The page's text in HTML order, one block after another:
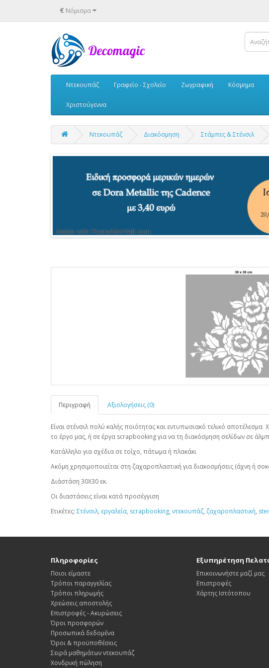
€ Νόμισμα
Ντεκουπάζ Γραφείο - Σχολείο Ζωγραφική Κόσμημα
Χριστούγεννα
Ντεκουπάζ Διακόσμηση Στάμπες & Στένσιλ
Περιγραφή Αξιολογήσεις (0)
Είναι στένσιλ πολύ καλής ποιότητας και εντυπωσιακό τελικό
το έργο μας, ή σε έργα scrapbooking για να τη διακόσμηση σελίδων σε
Κατάλληλο για σχέδια σε τοίχο, πάτωμα ή πλακάκι
Ακόμη χρησιμοποιείται στη ζαχαροπλαστική για διακοσμήσεις (άχνη ή
Διάστάση 30Χ30 εκ.
Οι διαστάσεις είναι κατά προσέγγιση
Ετικέτες: Στένσιλ, εργαλεία, scrapbooking, ντεκουπάζ, ζαχαροπλαστική,
Πληροφορίες
Ποιοι είμαστε
Τρόποι παραγγελίας
Τρόποι πληρωμής
Χρεώσεις αποστολής
Επιστροφές - Ακυρώσεις
Όροι προσφορών
Προσωπικά δεδομένα
Όροι & προϋποθέσεις
Σειρά μαθημάτων ντεκουπάζ
Χονδρική πώληση
Εξυπηρέτηση
Επικοινωνήστε μαζί μας
Επιστροφές
Χάρτης Ιστότοπου